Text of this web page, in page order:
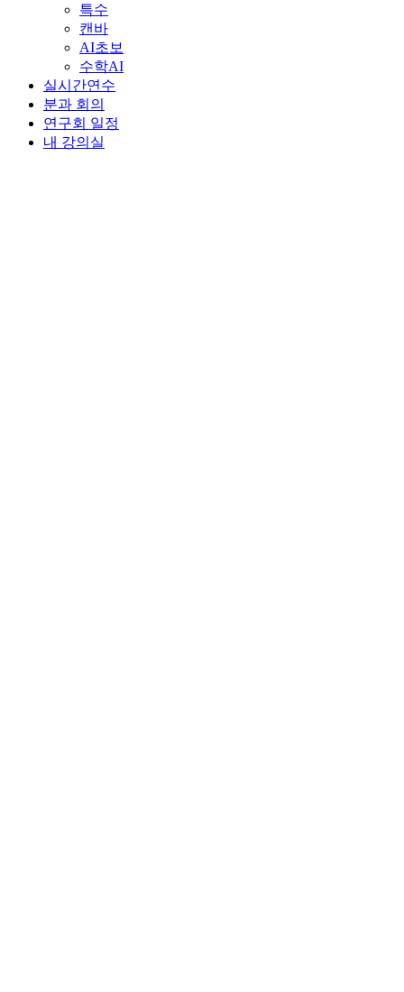
특수
캔바
AI초보
수학AI
실시간연수
분과 회의
연구회 일정
내 강의실